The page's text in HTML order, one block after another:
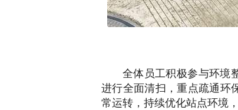
全体员工积极参与环境
进行全面清扫，重点疏通环
常运转，持续优化站点环境